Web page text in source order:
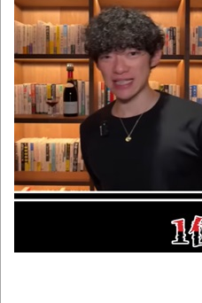
とか 甲子園の女性
神田明神納涼祭り
物詩「アニソン盆踊
二宮和也主演『8番出
上波初放送決定とか
【画像】おしゃれ
ぬいぐるみの撮影は
「ｲﾗｯ！！！！！」
わずか３センチ！